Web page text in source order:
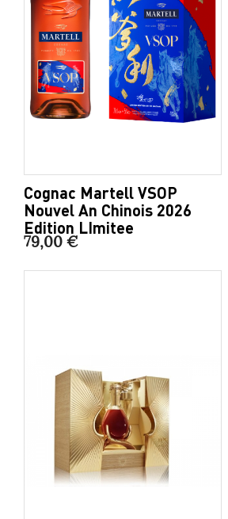
Cognac Martell VSOP
Nouvel An Chinois 2026
Edition LImitee
79,00 €